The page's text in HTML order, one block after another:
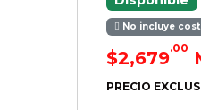
No incluye
$2,679.00
PRECIO